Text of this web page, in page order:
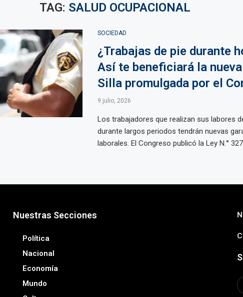
TAG: SALUD OCUPACIONAL
SOCIEDAD
¿Trabajas de pie durante
Así te beneficiará la
Silla promulgada por el
9 julio, 2026
Los trabajadores que realizan sus labores
durante largos periodos tendrán nuevas
laborales. El Congreso publicó la Ley N.°
Nuestras Secciones
Política
Nacional
Economía
Mundo